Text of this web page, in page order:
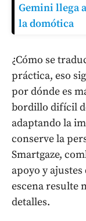
Gemini llega
la domótica
¿Cómo se
práctica, eso
por dónde es
bordillo difícil
adaptando la
conserve la
Smartgaze,
apoyo y
escena resulte
detalles.